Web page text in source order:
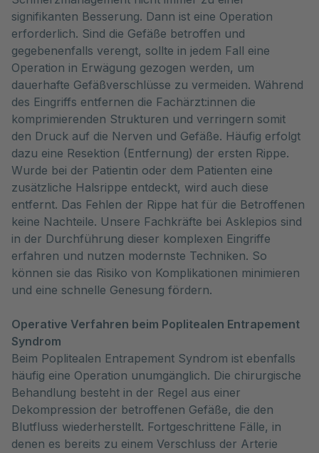
signifikanten Besserung. Dann ist eine Operation
erforderlich. Sind die Gefäße betroffen und
gegebenenfalls verengt, sollte in jedem Fall eine
Operation in Erwägung gezogen werden, um
dauerhafte Gefäßverschlüsse zu vermeiden. Während
des Eingriffs entfernen die Fachärzt:innen die
komprimierenden Strukturen und verringern somit
den Druck auf die Nerven und Gefäße. Häufig erfolgt
dazu eine Resektion (Entfernung) der ersten Rippe.
Wurde bei der Patientin oder dem Patienten eine
zusätzliche Halsrippe entdeckt, wird auch diese
entfernt. Das Fehlen der Rippe hat für die Betroffenen
keine Nachteile. Unsere Fachkräfte bei Asklepios sind
in der Durchführung dieser komplexen Eingriffe
erfahren und nutzen modernste Techniken. So
können sie das Risiko von Komplikationen minimieren
und eine schnelle Genesung fördern.
Operative Verfahren beim Poplitealen Entrapement
Syndrom
Beim Poplitealen Entrapement Syndrom ist ebenfalls
häufig eine Operation unumgänglich. Die chirurgische
Behandlung besteht in der Regel aus einer
Dekompression der betroffenen Gefäße, die den
Blutfluss wiederherstellt. Fortgeschrittene Fälle, in
denen es bereits zu einem Verschluss der Arterie